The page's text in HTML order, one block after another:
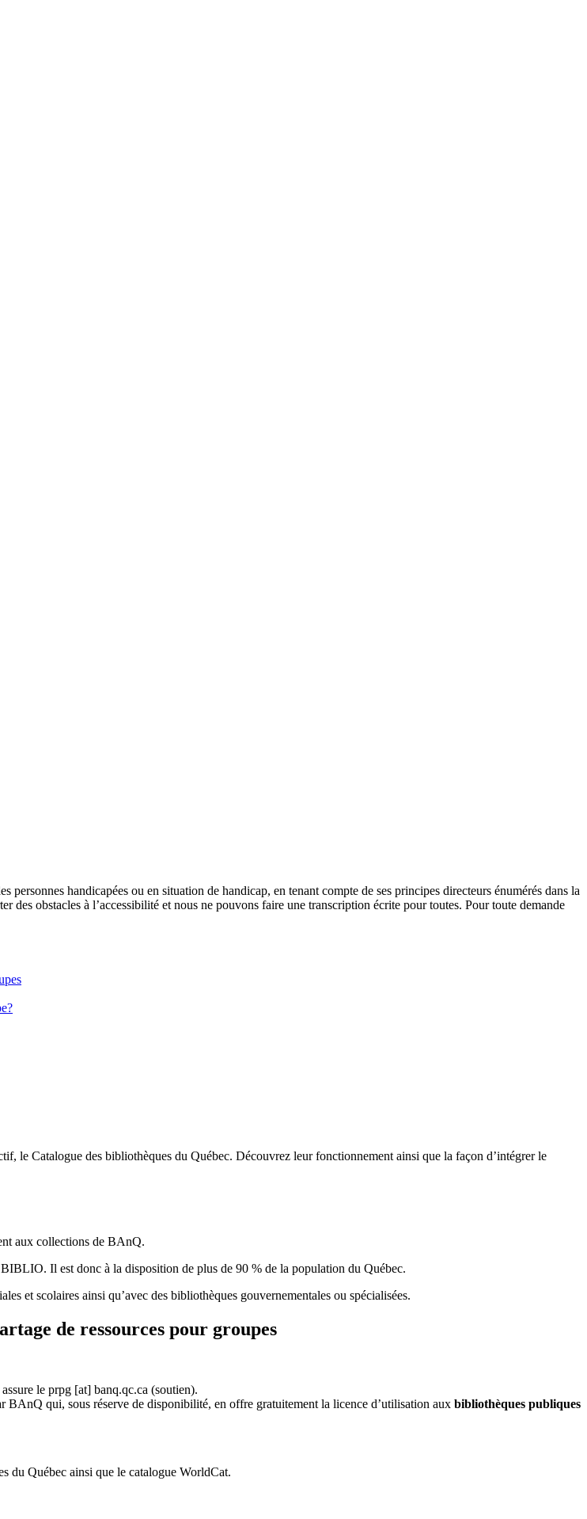
handicapées ou en situation de handicap, en tenant compte de ses principes directeurs énumérés dans la
des obstacles à l’accessibilité et nous ne pouvons faire une transcription écrite pour toutes. Pour toute demande
le Catalogue des bibliothèques du Québec. Découvrez leur fonctionnement ainsi que la façon d’intégrer le
aux collections de BAnQ.
BIBLIO. Il est donc à la disposition de plus de 90 % de la population du Québec.
et scolaires ainsi qu’avec des bibliothèques gouvernementales ou spécialisées.
de ressources pour groupes
le prpg [at] banq.qc.ca (soutien).
BAnQ qui, sous réserve de disponibilité, en offre gratuitement la licence d’utilisation aux bibliothèques publiques
du Québec ainsi que le catalogue WorldCat.